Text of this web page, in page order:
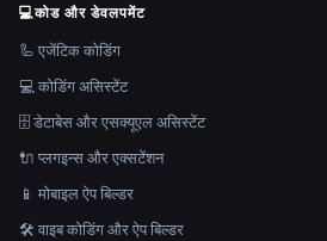
💻कोड और डेवलपमेंट
🦾 एजेंटिक कोडिंग
💻 कोडिंग असिस्टेंट
🗄️ डेटाबेस और एसक्यूएल असिस्टेंट
🔌 प्लगइन्स और एक्सटेंशन
📱 मोबाइल ऐप बिल्डर
🛠️ वाइब कोडिंग और ऐप बिल्डर